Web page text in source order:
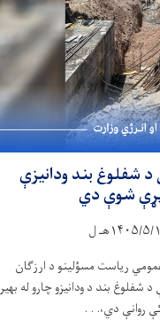
د شفلوغ بند ودانیزې
۵/۱۲هـ ل
ریاست مسؤلینو د ارزګان
شفلوغ بند د ودانیزو چارو له بهیر
روانې دي،. . .